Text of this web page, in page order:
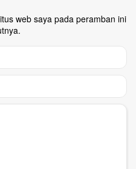
web saya pada peramban ini